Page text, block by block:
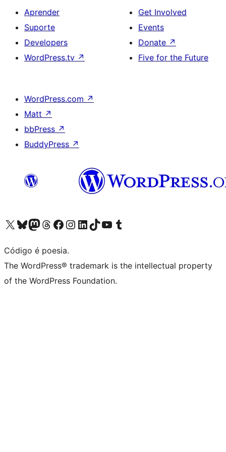
Aprender
Suporte
Developers
WordPress.tv ↗
Get Involved
Events
Donate ↗
Five for the Future
WordPress.com ↗
Matt ↗
bbPress ↗
BuddyPress ↗
Visite a nossa conta X (antigo Twitter)
Visit our Bluesky account
Visit our Mastodon account
Visit our Threads account
Visite a nossa página do Facebook
Visite a nossa conta no Instagram
Visite a nossa conta no LinkedIn
Visit our TikTok account
Visit our YouTube channel
Visit our Tumblr account
Código é poesia.
The WordPress® trademark is the intellectual property
of the WordPress Foundation.